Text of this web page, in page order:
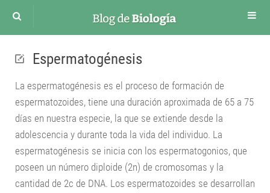
Sistema Circulatorio
Sistema respiratorio
Sistema Digestivo
Sistema Renal
Sistema excretor
Sistema Endocrino
Espermatogénesis
La espermatogénesis es el proceso de formación de
espermatozoides, tiene una duración aproximada de 65 a 75
días en nuestra especie, la que se extiende desde la
adolescencia y durante toda la vida del individuo. La
espermatogénesis se inicia con los espermatogonios, que
poseen un número diploide (2n) de cromosomas y la
cantidad de 2c de DNA. Los espermatozoides se desarrollan